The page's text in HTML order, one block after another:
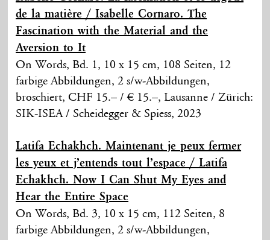
de la matière / Isabelle Cornaro. The
Fascination with the Material and the
Aversion to It
On Words, Bd. 1, 10 x 15 cm, 108 Seiten, 12
farbige Abbildungen, 2 s/w-Abbildungen,
broschiert, CHF 15.– / € 15.–, Lausanne / Zürich:
SIK-ISEA / Scheidegger & Spiess, 2023
Latifa Echakhch. Maintenant je peux fermer
les yeux et j’entends tout l’espace / Latifa
Echakhch. Now I Can Shut My Eyes and
Hear the Entire Space
On Words, Bd. 3, 10 x 15 cm, 112 Seiten, 8
farbige Abbildungen, 2 s/w-Abbildungen,